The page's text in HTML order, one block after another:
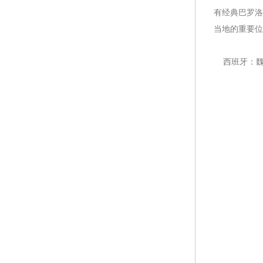
有经典巴罗
当地的重要
西班牙：